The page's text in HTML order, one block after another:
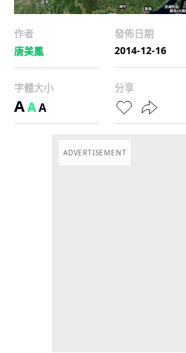
作者
唐美鳳
發佈日期
2014-12-16
字體大小
AAA
分享
ADVERTISEMENT